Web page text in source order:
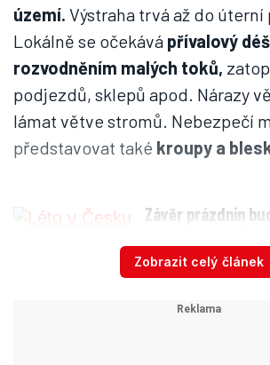
území. Výstraha trvá až do úterní
Lokálně se očekává přívalový
rozvodněním malých toků,
podjezdů, sklepů apod. Nárazy
lámat větve stromů. Nebezpečí
představovat také kroupy a
Závěr prázdnin
ochladí
První bouřková jádra se objevila
Zobrazit celý článek